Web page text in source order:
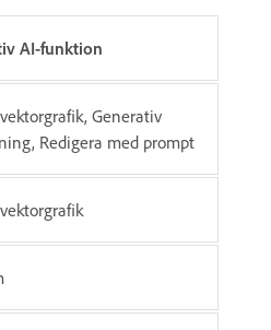
AI-funktion
Generativ
Redigera med prompt